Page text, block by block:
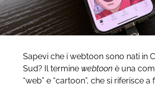
Sapevi che i webtoon sono nati in
Sud? Il termine webtoon è una
“web” e “cartoon”, che si riferisce a